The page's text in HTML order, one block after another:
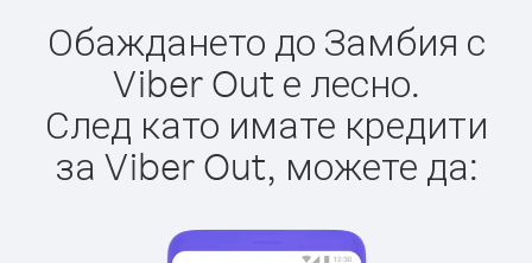
Обаждането до Замбия с
Viber Out е лесно.
След като имате кредити
за Viber Out, можете да: